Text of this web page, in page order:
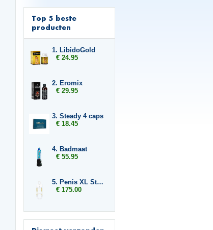
Top 5 beste
producten
1. LibidoGold
€ 24.95
2. Eromix
€ 29.95
3. Steady 4 caps
€ 18.45
4. Badmaat
€ 55.95
5. Penis XL Stretcher
€ 175.00